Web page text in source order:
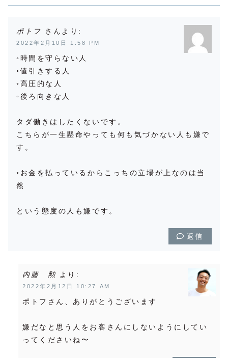
ポトフ より:
2022年2月10日 1:58 PM
◦時間を守らない人
◦値引きする人
◦高圧的な人
◦後ろ向きな人
タダ働きはしたくないです。
こちらが一生懸命やっても何も気づかない人も嫌で
す。
◦お金を払っているからこっちの立場が上なのは当
然
という態度の人も嫌です。
返信
内藤 勲 より:
2022年2月12日 10:27 AM
ポトフさん、ありがとうございます
嫌だなと思う人をお客さんにしないようにしてい
ってくださいね〜